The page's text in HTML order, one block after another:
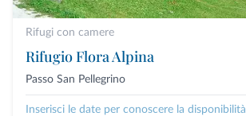
Rifugi con camere
Rifugio Flora Alpina
Passo San Pellegrino
Inserisci le date per conoscere la disponibilità